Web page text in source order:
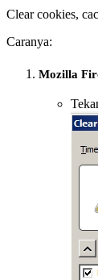
Clear cookies,
Caranya:
Mozilla